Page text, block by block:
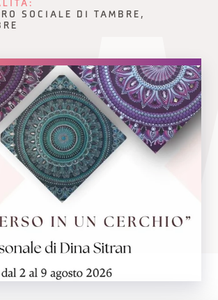
SOCIALE DI TAMBRE,